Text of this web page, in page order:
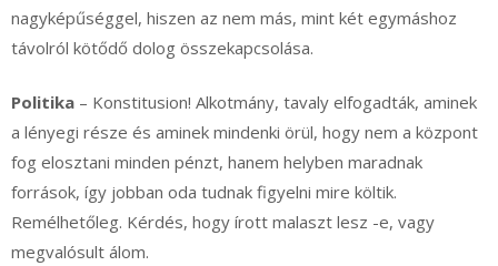
nagyképűséggel, hiszen az nem más, mint két egymáshoz
távolról kötődő dolog összekapcsolása.
Politika – Konstitusion! Alkotmány, tavaly elfogadták, aminek
a lényegi része és aminek mindenki örül, hogy nem a központ
fog elosztani minden pénzt, hanem helyben maradnak
források, így jobban oda tudnak figyelni mire költik.
Remélhetőleg. Kérdés, hogy írott malaszt lesz -e, vagy
megvalósult álom.